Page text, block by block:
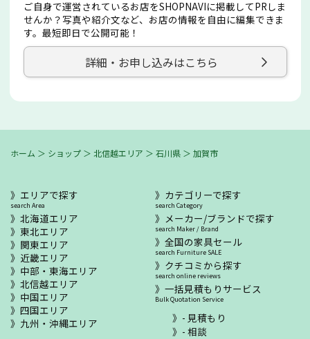
ご自身で運営されているお店をSHOPNAVIに掲載してPRしま
せんか？写真や紹介文など、お店の情報を自由に編集できま
す。最短即日で公開可能！
詳細・お申し込みはこちら
ホーム ＞ ショップ ＞ 北信越エリア ＞ 石川県 ＞ 加賀市
エリアで探す
search Area
北海道エリア
東北エリア
関東エリア
近畿エリア
中部・東海エリア
北信越エリア
中国エリア
四国エリア
九州・沖縄エリア
カテゴリーで探す
search Category
メーカー/ブランドで探す
search Maker / Brand
全国の家具セール
search Furniture SALE
クチコミから探す
search online reviews
一括見積もりサービス
Bulk Quotation Service
- 見積もり
- 相談